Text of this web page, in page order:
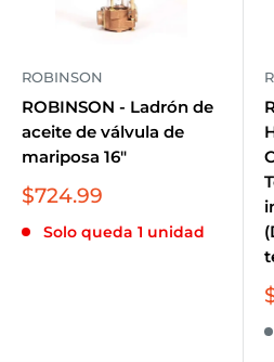
ROBINSON
ROBINSON - Ladrón de
aceite de válvula de
mariposa 16"
Precio
venta
$724.99
Solo queda 1 unidad